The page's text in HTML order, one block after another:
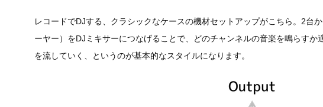
レコードでDJする、クラシックなケースの機材セットアップがこちら。2台
ーヤー）をDJミキサーにつなげることで、どのチャンネルの音楽を鳴らすか
を流していく、というのが基本的なスタイルになります。